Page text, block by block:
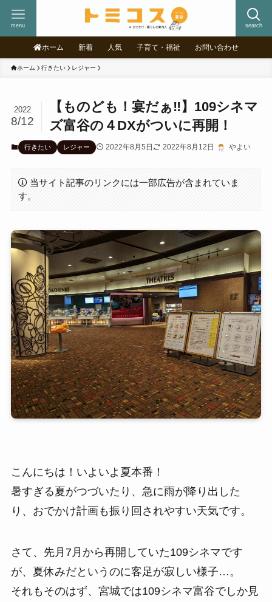
search
menu
ホーム 新着 人気 子育て・福祉 お問い合わせ
ホーム 行きたい レジャー
【ものども！宴だぁ‼】109シネマ
ズ富谷の４DXがついに再開！
2022
8/12
行きたい レジャー 2022年8月5日 2022年8月12日 やよい
当サイト記事のリンクには一部広告が含まれていま
す。
こんにちは！いよいよ夏本番！
暑すぎる夏がつづいたり、急に雨が降り出した
り、おでかけ計画も振り回されやすい天気です。
さて、先月7月から再開していた109シネマです
が、夏休みだというのに客足が寂しい様子…。
それもそのはず、宮城では109シネマ富谷でしか見